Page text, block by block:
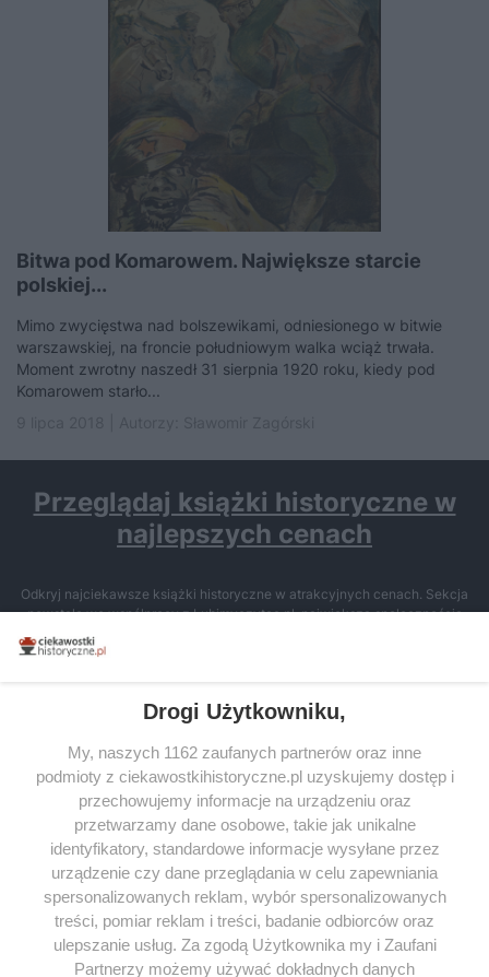
Bitwa pod Komarowem. Największe starcie
polskiej...
Mimo zwycięstwa nad bolszewikami, odniesionego w bitwie
warszawskiej, na froncie południowym walka wciąż trwała.
Moment zwrotny naszedł 31 sierpnia 1920 roku, kiedy pod
Komarowem starło...
Przeglądaj książki historyczne w
najlepszych cenach
Odkryj najciekawsze książki historyczne w atrakcyjnych cenach. Sekcja
powstała we współpracy z Lubimyczytac.pl, największą społecznością
miłośników literatury w Polsce – dzięki temu możesz wybierać spośród
tytułów najwyżej ocenianych przez czytelników.
SERWIS
SPOŁECZNOŚĆ
WSPÓŁPRACA
KONTAKT
Drogi Użytkowniku,
My, naszych 1162 zaufanych partnerów oraz inne
podmioty z ciekawostkihistoryczne.pl uzyskujemy dostęp i
przechowujemy informacje na urządzeniu oraz
przetwarzamy dane osobowe, takie jak unikalne
identyfikatory, standardowe informacje wysyłane przez
urządzenie czy dane przeglądania w celu zapewniania
spersonalizowanych reklam, wybór spersonalizowanych
treści, pomiar reklam i treści, badanie odbiorców oraz
ulepszanie usług. Za zgodą Użytkownika my i Zaufani
Partnerzy możemy używać dokładnych danych